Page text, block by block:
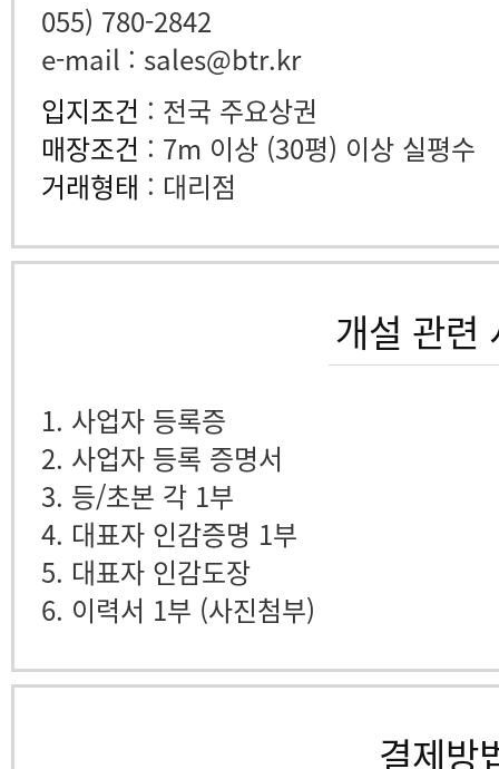
055) 780-2842
e-mail : sales@btr.kr
입지조건 : 전국 주요상권
매장조건 : 7m 이상 (30평) 이상 실평수
거래형태 : 대리점
개설 관련
1. 사업자 등록증
2. 사업자 등록 증명서
3. 등/초본 각 1부
4. 대표자 인감증명 1부
5. 대표자 인감도장
6. 이력서 1부 (사진첨부)
결제방